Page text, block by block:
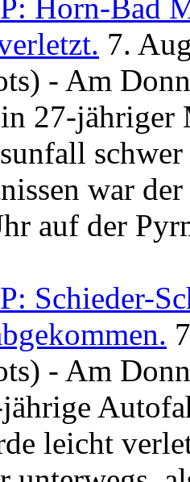
Horn-Bad
7.
- Am
27-jähriger
war
auf der
Schieder-
- Am
leicht